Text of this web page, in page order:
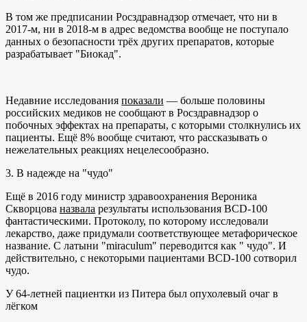
В том же предписании Росздравнадзор отмечает, что ни в
2017-м, ни в 2018-м в адрес ведомства вообще не поступало
данных о безопасности трёх других препаратов, которые
разрабатывает "Биокад".
Недавние исследования показали — больше половины
российских медиков не сообщают в Росздравнадзор о
побочных эффектах на препараты, с которыми столкнулись их
пациенты. Ещё 8% вообще считают, что рассказывать о
нежелательных реакциях нецелесообразно.
3. В надежде на "чудо"
Ещё в 2016 году министр здравоохранения Вероника
Скворцова назвала результаты использования BCD-100
фантастическими. Протоколу, по которому исследовали
лекарство, даже придумали соответствующее метафорическое
название. С латыни "miraculum" переводится как " чудо". И
действительно, с некоторыми пациентами BCD-100 сотворил
чудо.
У 64-летней пациентки из Питера был опухолевый очаг в
лёгком